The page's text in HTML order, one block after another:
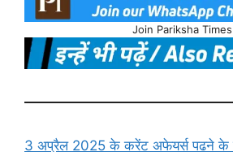
Join Pariksha Times
3 अप्रैल 2025 के करेंट अफेयर्स पढने के